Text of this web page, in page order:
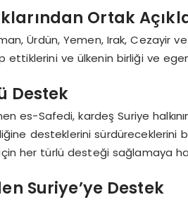
Ortak
Ürdün, Yemen, Irak, Cezayir ve
ettiklerini ve ülkenin birliği ve
Destek
es-Safedi, kardeş Suriye
desteklerini sürdüreceklerini
her türlü desteği sağlamaya
Suriye’ye Destek